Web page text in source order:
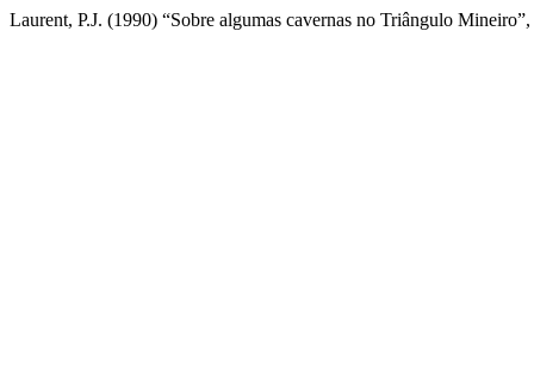
Laurent, P.J. (1990) “Sobre algumas cavernas no Triângulo Mineiro”,